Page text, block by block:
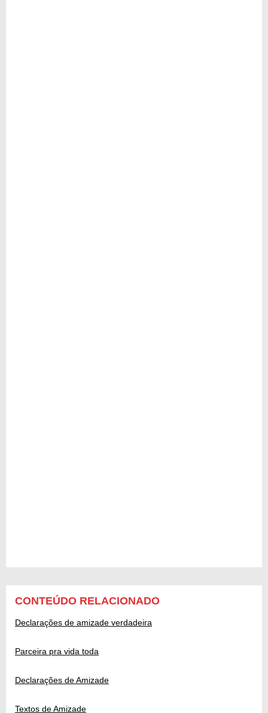
CONTEÚDO RELACIONADO
Declarações de amizade verdadeira
Parceira pra vida toda
Declarações de Amizade
Textos de Amizade